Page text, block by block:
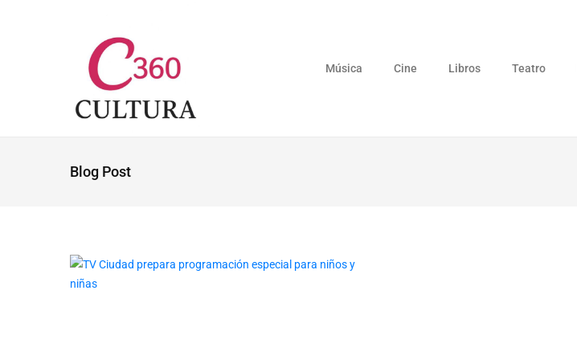
Música Cine Libros Teatro
Blog Post